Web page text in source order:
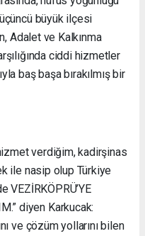
büyük ilçesi
Adalet ve Kalkınma
ciddi hizmetler
baş başa bırakılmış bir
verdiğim, kadirşinas
ile nasip olup Türkiye
diyen Karkucak:
ve çözüm yollarını bilen